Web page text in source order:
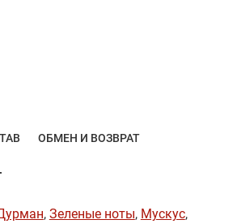
ОБМЕН И ВОЗВРАТ
, Зеленые ноты, Мускус,